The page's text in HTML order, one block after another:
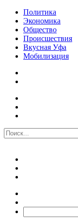
Политика
Экономика
Общество
Происшествия
Вкусная Уфа
Мобилизация